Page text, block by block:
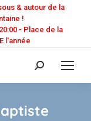
& autour de la
!
- Place de la
l'année
Recherche
: